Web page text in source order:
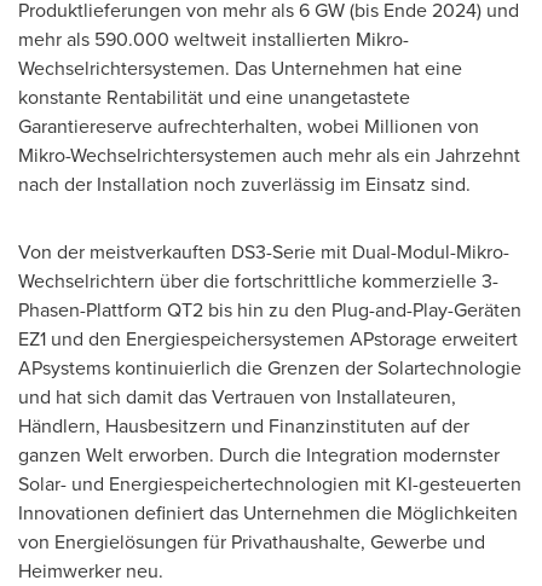
Produktlieferungen von mehr als 6 GW (bis Ende 2024) und
mehr als 590.000 weltweit installierten Mikro-
Wechselrichtersystemen. Das Unternehmen hat eine
konstante Rentabilität und eine unangetastete
Garantiereserve aufrechterhalten, wobei Millionen von
Mikro-Wechselrichtersystemen auch mehr als ein Jahrzehnt
nach der Installation noch zuverlässig im Einsatz sind.
Von der meistverkauften DS3-Serie mit Dual-Modul-Mikro-
Wechselrichtern über die fortschrittliche kommerzielle 3-
Phasen-Plattform QT2 bis hin zu den Plug-and-Play-Geräten
EZ1 und den Energiespeichersystemen APstorage erweitert
APsystems kontinuierlich die Grenzen der Solartechnologie
und hat sich damit das Vertrauen von Installateuren,
Händlern, Hausbesitzern und Finanzinstituten auf der
ganzen Welt erworben. Durch die Integration modernster
Solar- und Energiespeichertechnologien mit KI-gesteuerten
Innovationen definiert das Unternehmen die Möglichkeiten
von Energielösungen für Privathaushalte, Gewerbe und
Heimwerker neu.